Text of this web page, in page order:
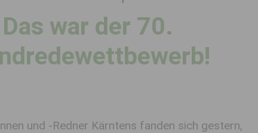
war der 70.
und -Redner Kärntens fanden sich gestern,